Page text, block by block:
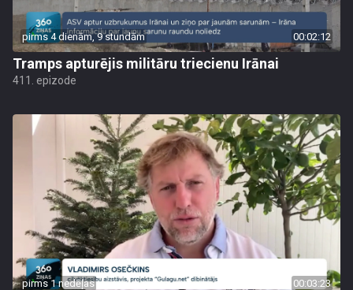
pirms 4 dienām, 9 stundām 00:02:12
Tramps apturējis militāru triecienu Irānai
411. epizode
pirms 1 nedēļas 00:03:23